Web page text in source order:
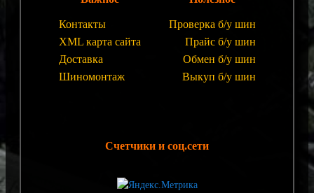
Контакты
XML карта сайта
Доставка
Шиномонтаж
Проверка б/у шин
Прайс б/у шин
Обмен б/у шин
Выкуп б/у шин
Счетчики и соц.сети